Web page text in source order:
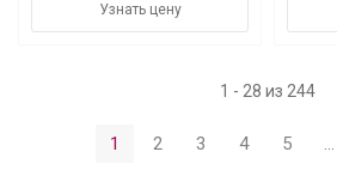
Узнать цену
1 - 28 из 244
1 2 3 4 5 ...